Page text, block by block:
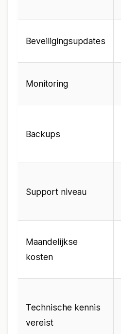
Beveiligingsupdates
Monitoring
Backups
Support niveau
Maandelijkse
kosten
Technische kennis
vereist